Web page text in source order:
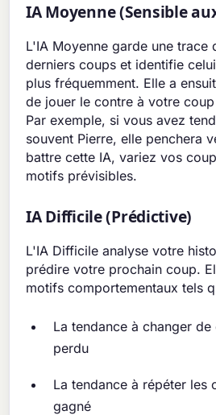
IA Moyenne (Sensible
L'IA Moyenne garde une trace
derniers coups et identifie
plus fréquemment. Elle a
de jouer le contre à votre
Par exemple, si vous avez
souvent Pierre, elle penchera
battre cette IA, variez vos
motifs prévisibles.
IA Difficile (Prédictive)
L'IA Difficile analyse votre
prédire votre prochain coup.
motifs comportementaux tels
La tendance à changer
perdu
La tendance à répéter les
gagné